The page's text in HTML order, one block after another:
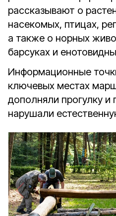
рассказывают о
насекомых, птицах,
а также о норных
барсуках и
Информационные
ключевых местах
дополняли прогулку и
нарушали